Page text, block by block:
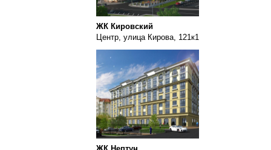
ЖК Кировский
Центр, улица Кирова, 121к1